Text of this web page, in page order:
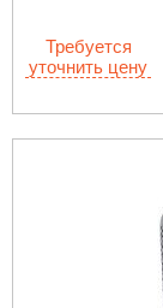
Требуется
уточнить цену